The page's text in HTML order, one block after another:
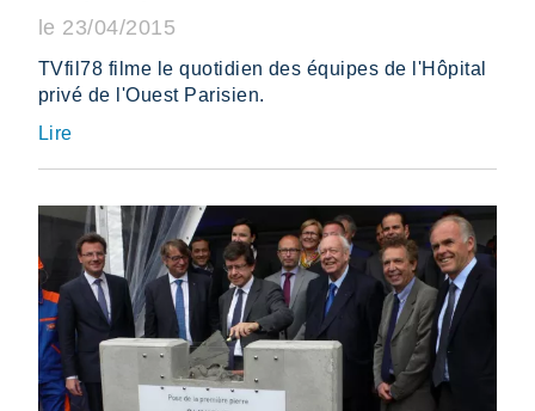
le 23/04/2015
TVfil78 filme le quotidien des équipes de l'Hôpital
privé de l'Ouest Parisien.
Lire